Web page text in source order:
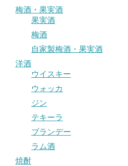
梅酒・果実酒
果実酒
梅酒
自家製梅酒・果実酒
洋酒
ウイスキー
ウォッカ
ジン
テキーラ
ブランデー
ラム酒
焼酎